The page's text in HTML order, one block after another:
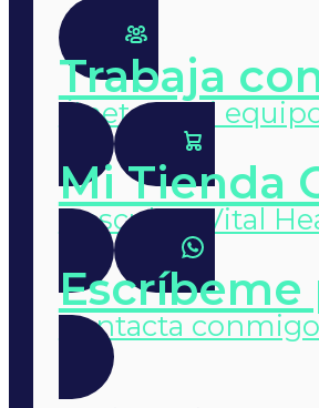
Trabaja
Únete a mi
Mi Tienda
Descubre Vital
Contacta